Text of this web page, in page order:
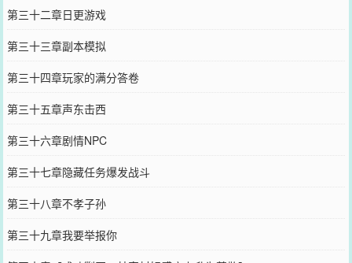
第三十二章日更游戏
第三十三章副本模拟
第三十四章玩家的满分答卷
第三十五章声东击西
第三十六章剧情NPC
第三十七章隐藏任务爆发战斗
第三十八章不孝子孙
第三十九章我要举报你